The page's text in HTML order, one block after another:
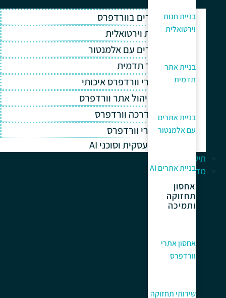
בניית חנות
וירטואלית
בניית אתר
תדמית
בניית אתרים
עם אלמנטור
בניית אתרים AI
אחסון
תחזוקה
ותמיכה
אחסון אתרי
וורדפרס
שירותי תחזוקה
בניית אתרים בוורדפרס
בניית חנות וירטואלית
בניית אתרים עם אלמנטור
בניית אתר תדמית
אחסון אתרי וורדפרס איכותי
תחזוקה וניהול אתר וורדפרס
תמיכה והדרכה וורדפרס
קידום אתרי וורדפרס
אוטומציה עסקית וסוכני AI
תיק עבודות
מדריך למתחלים